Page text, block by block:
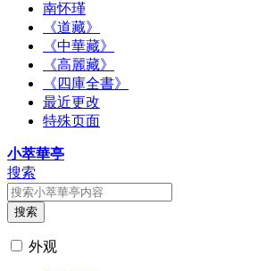
南怀瑾
《道藏》
《中華藏》
《高麗藏》
《四庫全書》
最近更改
特殊页面
小萃華亭
搜索
搜索
外观